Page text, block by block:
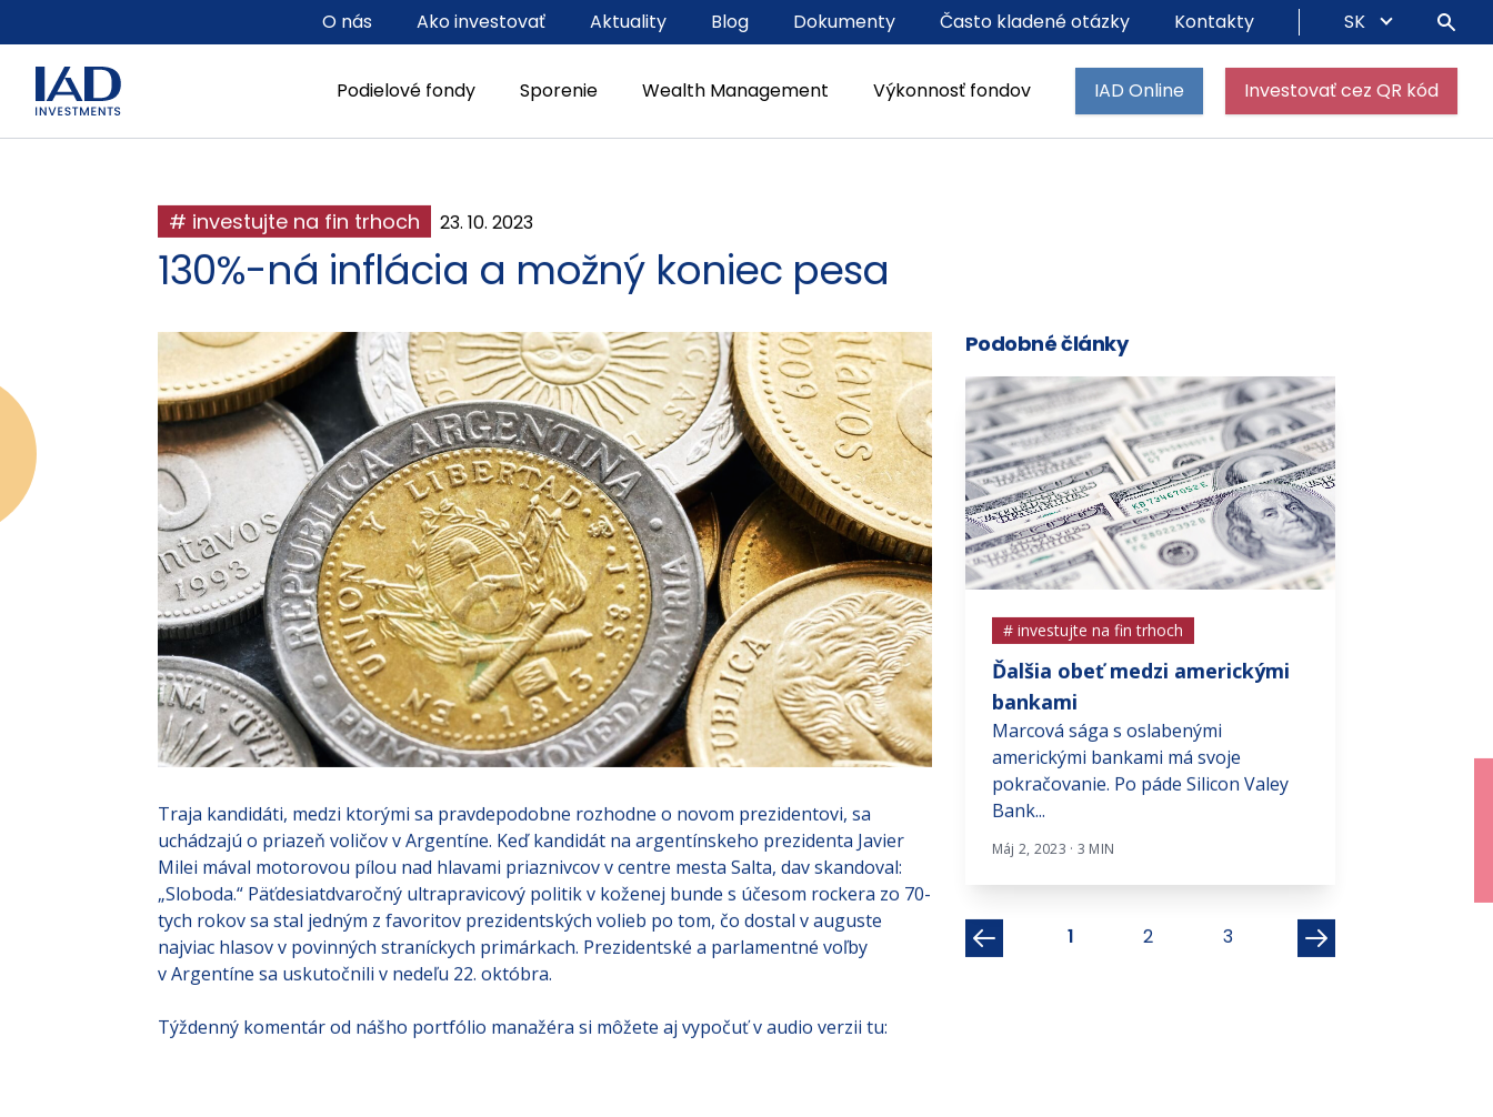
Podielové fondy Sporenie Wealth Management Výkonnosť fondov IAD Online Investovať cez QR kód
O nás Ako investovať Aktuality Blog Dokumenty Často kladené otázky Kontakty SK
# investujte na fin trhoch 23. 10. 2023
130%-ná inflácia a možný koniec pesa
Traja kandidáti, medzi ktorými sa pravdepodobne rozhodne o novom prezidentovi, sa
uchádzajú o priazeň voličov v Argentíne. Keď kandidát na argentínskeho prezidenta Javier
Milei mával motorovou pílou nad hlavami priaznivcov v centre mesta Salta, dav skandoval:
„Sloboda.“ Päťdesiatdvaročný ultrapravicový politik v koženej bunde s účesom rockera zo 70-
tych rokov sa stal jedným z favoritov prezidentských volieb po tom, čo dostal v auguste
najviac hlasov v povinných straníckych primárkach. Prezidentské a parlamentné voľby
v Argentíne sa uskutočnili v nedeľu 22. októbra.
Týždenný komentár od nášho portfólio manažéra si môžete aj vypočuť v audio verzii tu:
Podobné články
# investujte na fin trhoch
Európska centrálna banka
ponecháva sadzby bez zmeny
Európska centrálna banka sa na
svojom štvrtkovom zasadnutí
na...
Okt 30, 2023 · 3 MIN
# investujte na fin trhoch
Ďalšia obeť medzi americkými
bankami
Marcová sága s oslabenými
americkými bankami má svoje
pokračovanie. Po páde Silicon Valey
Bank...
Máj 2, 2023 · 3 MIN
funkčného
1 2 3